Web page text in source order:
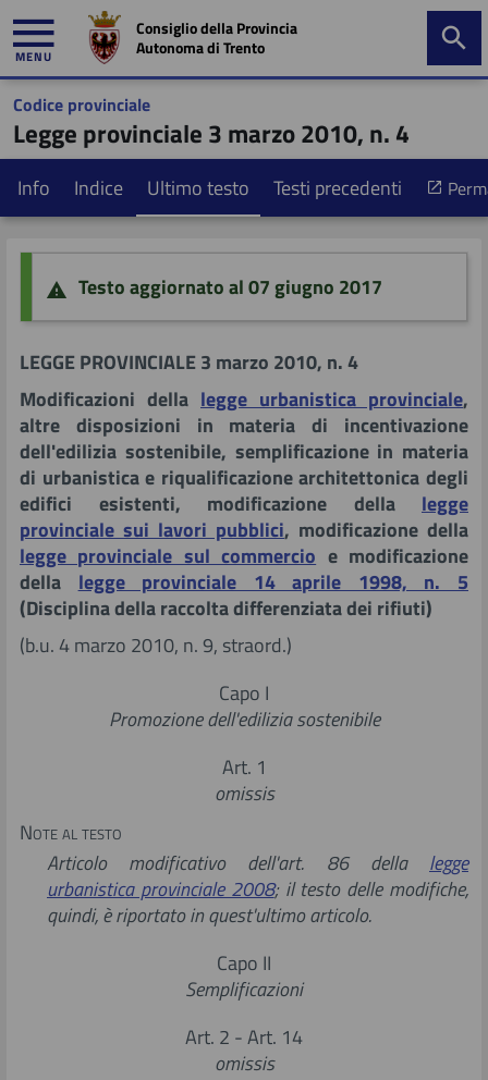
MENU
Consiglio della Provincia
Autonoma di Trento
Codice provinciale
Legge provinciale 3 marzo 2010, n. 4
Info Indice Ultimo testo Testi precedenti
Testo aggiornato al 07 giugno 2017
LEGGE PROVINCIALE 3 marzo 2010, n. 4
Modificazioni della legge urbanistica provinciale,
altre disposizioni in materia di incentivazione
dell'edilizia sostenibile, semplificazione in materia
di urbanistica e riqualificazione architettonica degli
edifici esistenti, modificazione della legge
provinciale sui lavori pubblici, modificazione della
legge provinciale sul commercio e modificazione
della legge provinciale 14 aprile 1998, n. 5
(Disciplina della raccolta differenziata dei rifiuti)
(b.u. 4 marzo 2010, n. 9, straord.)
Capo I
Promozione dell'edilizia sostenibile
Art. 1
omissis
Note al testo
Articolo modificativo dell'art. 86 della legge
urbanistica provinciale 2008; il testo delle modifiche,
quindi, è riportato in quest'ultimo articolo.
Capo II
Semplificazioni
Art. 2 -Art. 14
omissis
trasparente
Primo piano
Informazione e controllo
Documentazione normativa
Partecipazione
Giurisprudenza
Istituzioni
Studi
Ricerca in documenti, studi e ricerche
Ricerca nella giurisprudenza
Sintesi dei contenuti
Tavolo di coordinamento
Programma di controllo
Esperienze regionali ed interregionali
Precedenti